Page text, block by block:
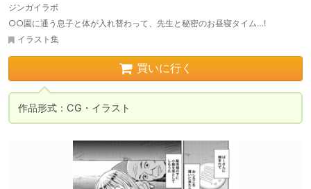
ジンガイラボ
○○園に通う息子と体が入れ替わって、先生と秘密のお昼寝タイム…!
イラスト集
買いに行く
作品形式：CG・イラスト